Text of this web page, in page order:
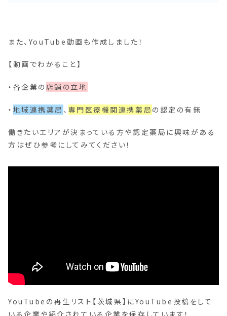
また、YouTube動画も作成しました！
【動画でわかること】
・各企業の 店舗の立地
・ 地域連携薬局 、 専門医療機関連携薬局 の認定の有無
働きたいエリアが決まっている方や認定薬局に興味がある
方はぜひ参考にしてみてください！
YouTubeの再生リスト【茨城県】にYouTube投稿をして
いる企業や紹介されている企業を保存しています！